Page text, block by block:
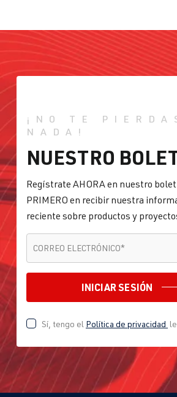
¡NO TE
NADA!
NUESTRO
Regístrate AHORA en nuestro
PRIMERO en recibir nuestra
reciente sobre productos y
CORREO ELECTRÓNICO*
INICIAR SESIÓN
Sí, tengo el Política de privacidad